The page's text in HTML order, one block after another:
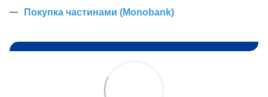
Покупка частинами (Monobank)